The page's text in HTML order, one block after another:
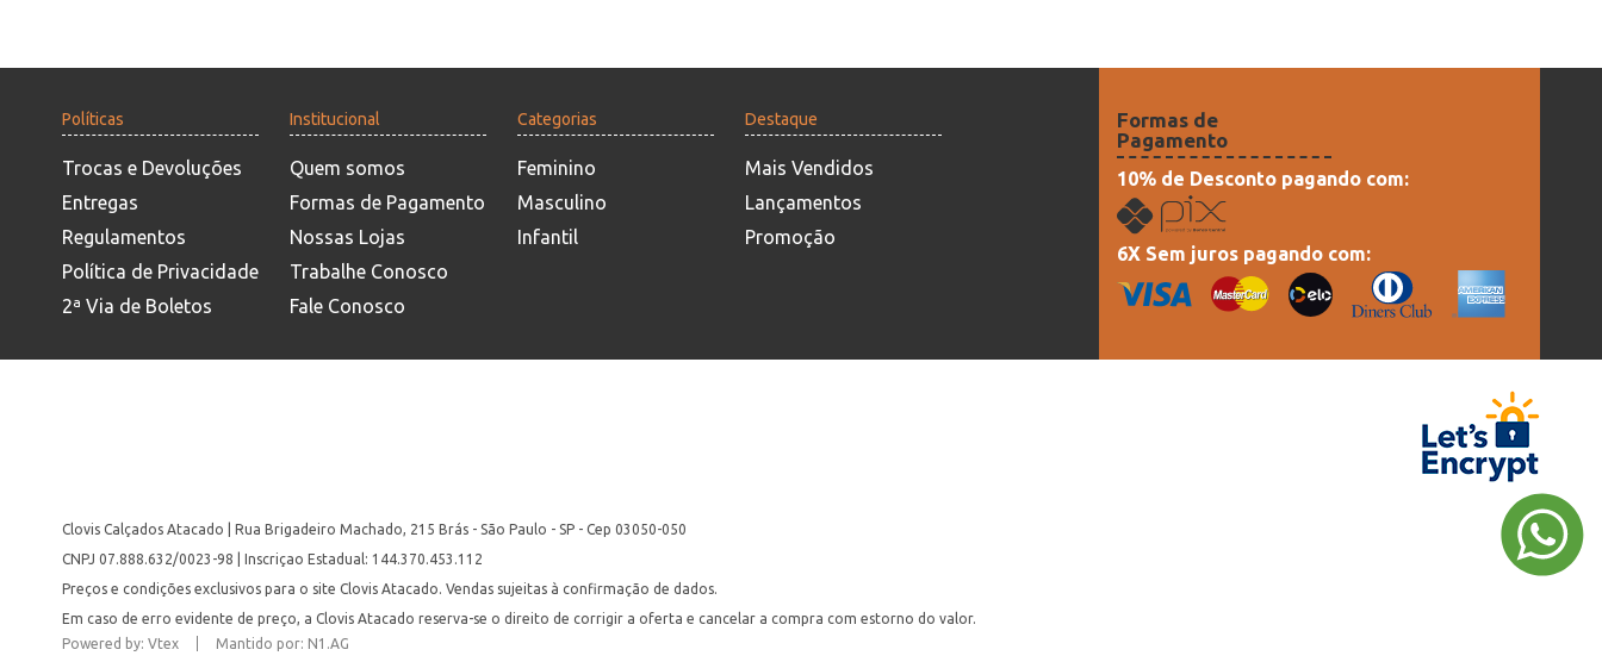
Políticas
Trocas e Devoluções
Entregas
Regulamentos
Política de Privacidade
2ª Via de Boletos
Institucional
Quem somos
Formas de Pagamento
Nossas Lojas
Trabalhe Conosco
Fale Conosco
Categorias
Feminino
Masculino
Infantil
Destaque
Mais Vendidos
Lançamentos
Promoção
Formas de
Pagamento
10% de Desconto pagando com:
6X Sem juros pagando com:
Clovis Calçados Atacado | Rua Brigadeiro Machado, 215 Brás - São Paulo - SP - Cep 03050-050
CNPJ 07.888.632/0023-98 | Inscriçao Estadual: 144.370.453.112
Preços e condições exclusivos para o site Clovis Atacado. Vendas sujeitas à confirmação de dados.
Em caso de erro evidente de preço, a Clovis Atacado reserva-se o direito de corrigir a oferta e cancelar a compra com estorno do valor.
Powered by: Vtex
Mantido por: N1.AG